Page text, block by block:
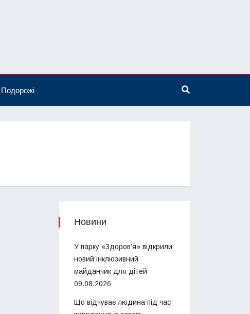
Подорожі
Новини
У парку «Здоров’я» відкрили
новий інклюзивний
майданчик для дітей
09.08.2026
Що відчуває людина під час